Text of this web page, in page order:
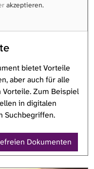
akzeptieren.
bietet Vorteile
aber auch für alle
Zum Beispiel
in digitalen
Suchbegriffen.
Dokumenten